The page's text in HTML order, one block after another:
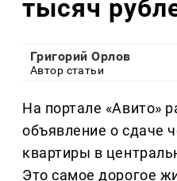
тысяч
Григорий Орлов
Автор статьи
На портале «Авито»
объявление о сдаче
квартиры в
Это самое дорогое